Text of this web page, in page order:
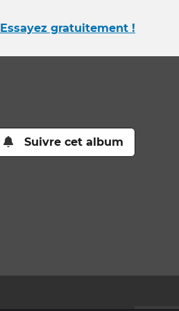
Essayez gratuitement !
Suivre cet album